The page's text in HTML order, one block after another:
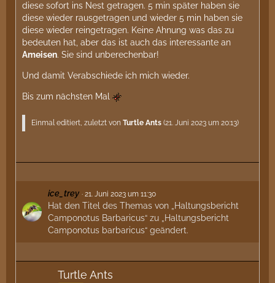
diese sofort ins Nest getragen. 5 min später haben sie
diese wieder rausgetragen und wieder 5 min haben sie
diese wieder reingetragen. Keine Ahnung was das zu
bedeuten hat, aber das ist auch das interessante an
Ameisen. Sie sind unberechenbar!
Und damit Verabschiede ich mich wieder.
Bis zum nächsten Mal
Einmal editiert, zuletzt von Turtle Ants (21. Juni 2023 um 20:13)
ice_trey 21. Juni 2023 um 11:30
Hat den Titel des Themas von „Haltungsbericht
Camponotus Barbaricus“ zu „Haltungsbericht
Camponotus barbaricus“ geändert.
Turtle Ants